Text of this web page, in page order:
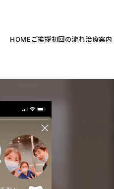
HOME ご挨拶初回の流れ治療案内